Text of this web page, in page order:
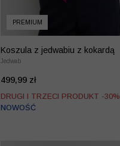
PREMIUM
Koszula z jedwabiu z kokardą
Jedwab
499,99 zł
DRUGI I TRZECI PRODUKT -30%
NOWOŚĆ